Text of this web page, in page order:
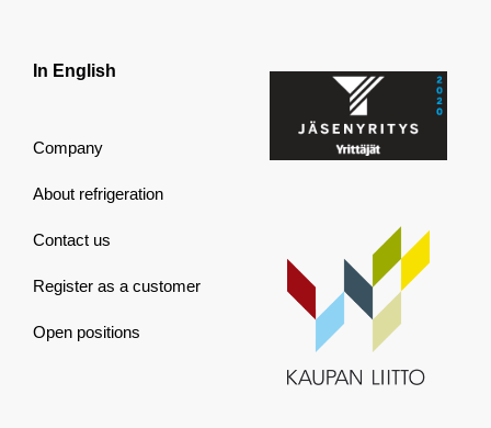
In English
Company
About refrigeration
Contact us
Register as a customer
Open positions